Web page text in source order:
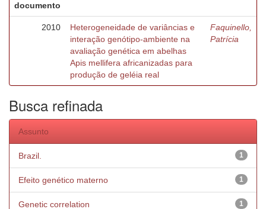
documento
2010
Heterogeneidade de variâncias e
interação genótipo-ambiente na
avaliação genética em abelhas
Apis mellifera africanizadas para
produção de geléia real
Faquinello,
Patrícia
Busca refinada
Assunto
1
Brazil.
1
Efeito genético materno
1
Genetic correlation